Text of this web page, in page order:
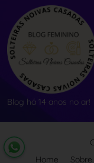
Blog há 14 anos no ar!
Home
Sobre